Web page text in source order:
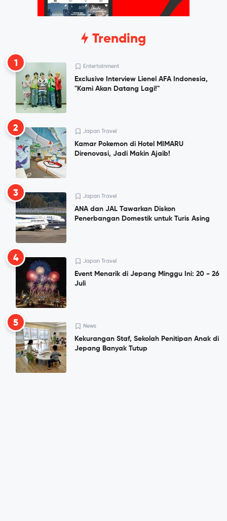
Trending
1 Entertainment
Exclusive Interview Lienel AFA Indonesia,
"Kami Akan Datang Lagi!"
2 Japan Travel
Kamar Pokemon di Hotel MIMARU
Direnovasi, Jadi Makin Ajaib!
3 Japan Travel
ANA dan JAL Tawarkan Diskon
Penerbangan Domestik untuk Turis Asing
4 Japan Travel
Event Menarik di Jepang Minggu Ini: 20 - 26
Juli
5 News
Kekurangan Staf, Sekolah Penitipan Anak di
Jepang Banyak Tutup